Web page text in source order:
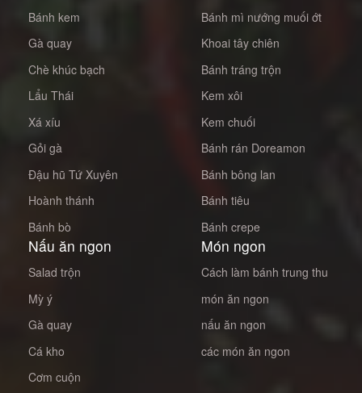
Bánh kem
Gà quay
Chè khúc bạch
Lẩu Thái
Xá xíu
Gỏi gà
Đậu hũ Tứ Xuyên
Hoành thánh
Bánh bò
Bánh mì nướng muối ớt
Khoai tây chiên
Bánh tráng trộn
Kem xôi
Kem chuối
Bánh rán Doreamon
Bánh bông lan
Bánh tiêu
Bánh crepe
Nấu ăn ngon
Salad trộn
Mỳ ý
Gà quay
Cá kho
Cơm cuộn
Món ngon
Cách làm bánh trung thu
món ăn ngon
nấu ăn ngon
các món ăn ngon